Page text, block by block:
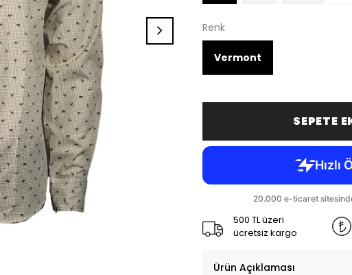
Renk
Vermont
SEPETE
500 TL üzeri
ücretsiz kargo
Ürün Açıklaması